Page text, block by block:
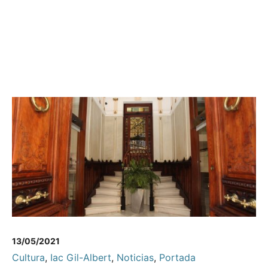
13/05/2021
Cultura, Iac Gil-Albert, Noticias, Portada